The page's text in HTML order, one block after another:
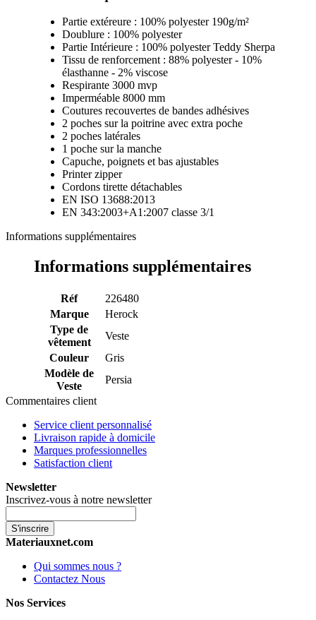
Partie extéreure : 100% polyester 190g/m²
Doublure : 100% polyester
Partie Intérieure : 100% polyester Teddy Sherpa
Tissu de renforcement : 88% polyester - 10%
élasthanne - 2% viscose
Respirante 3000 mvp
Imperméable 8000 mm
Coutures recouvertes de bandes adhésives
2 poches sur la poitrine avec extra poche
2 poches latérales
1 poche sur la manche
Capuche, poignets et bas ajustables
Printer zipper
Cordons tirette détachables
EN ISO 13688:2013
EN 343:2003+A1:2007 classe 3/1
Informations supplémentaires
Informations supplémentaires
Réf
226480
Marque
Herock
Type de
vêtement
Veste
Couleur
Gris
Modèle de
Veste
Persia
Commentaires client
Service client personnalisé
Livraison rapide à domicile
Marques professionnelles
Satisfaction client
Newsletter
Inscrivez-vous à notre newsletter
S'inscrire
Materiauxnet.com
Qui sommes nous ?
Contactez Nous
Nos Services